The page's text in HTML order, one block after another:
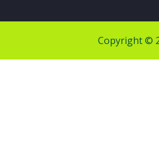
Copyright ©